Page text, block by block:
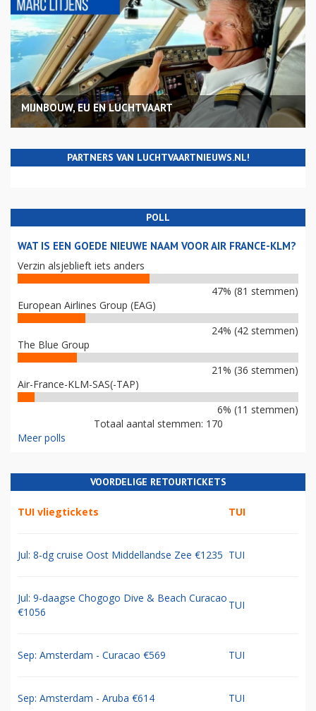
MIJNBOUW, EU EN LUCHTVAART
PARTNERS VAN LUCHTVAARTNIEUWS.NL!
POLL
WAT IS EEN GOEDE NIEUWE NAAM VOOR AIR FRANCE-KLM?
Verzin alsjeblieft iets anders
47% (81 stemmen)
European Airlines Group (EAG)
24% (42 stemmen)
The Blue Group
21% (36 stemmen)
Air-France-KLM-SAS(-TAP)
6% (11 stemmen)
Totaal aantal stemmen: 170
Meer polls
VOORDELIGE RETOURTICKETS
TUI vliegtickets TUI
Jul: 8-dg cruise Oost Middellandse Zee €1235 TUI
Jul: 9-daagse Chogogo Dive & Beach Curacao
€1056
TUI
Sep: Amsterdam - Curacao €569 TUI
Sep: Amsterdam - Aruba €614 TUI